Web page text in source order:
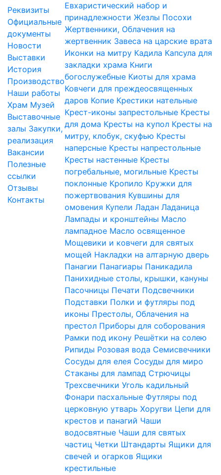
Реквизиты
Официальные
документы
Новости
Выставки
История
Производство
Наши работы
Храм Музей
Выставочные
залы Закупки,
реализация
Вакансии
Полезные
ссылки
Отзывы
Контакты
Евхаристический набор и
принадлежности Жезлы Посохи
Жертвенники, Облачения на
жертвенник Завеса на царские врата
Иконки на митру Кадила Капсула для
закладки храма Книги
богослужебные Киоты для храма
Ковчеги для преждеосвященных
даров Копие Крестики нательные
Крест-иконы запрестольные Кресты
для дома Кресты на купол Кресты на
митру, клобук, скуфью Кресты
наперсные Кресты напрестольные
Кресты настенные Кресты
погребальные, могильные Кресты
поклонные Кропило Кружки для
пожертвования Кувшины для
омовения Купели Ладан Ладаница
Лампады и кронштейны Масло
лампадное Масло освященное
Мощевики и ковчеги для святых
мощей Накладки на алтарную дверь
Панагии Панагиары Паникадила
Панихидные столы, крышки, кануны
Пасочницы Печати Подсвечники
Подставки Полки и футляры под
иконы Престолы, Облачения на
престол Приборы для соборования
Рамки под икону Решётки на солею
Рипиды Розовая вода Семисвечники
Сосуды для елея Сосуды для миро
Стаканы для лампад Стрючицы
Трехсвечники Уголь кадильный
Фонари пасхальные Футляры под
церковную утварь Хоругви Цепи для
крестов и панагий Чаши
водосвятные Чаши для святых
частиц Четки Штандарты Ящики для
свечей и огарков Ящики
крестильные